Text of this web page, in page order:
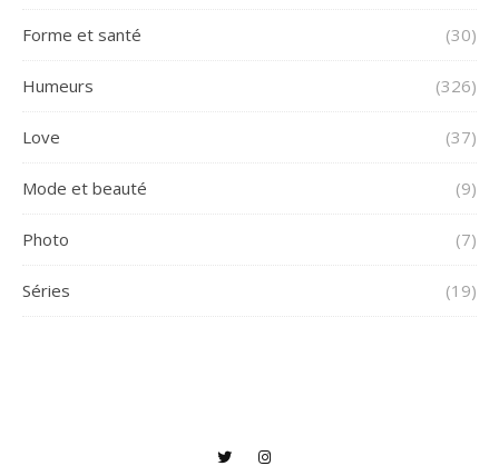
Forme et santé (30)
Humeurs (326)
Love (37)
Mode et beauté (9)
Photo (7)
Séries (19)